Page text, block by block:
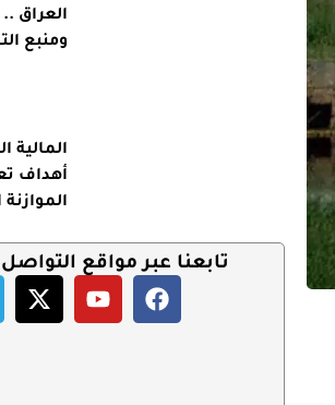
العراق
ومنبع
المالية
أهداف
الموازنة
تابعنا عبر مواقع